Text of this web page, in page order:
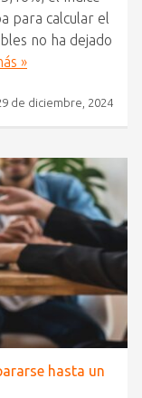
para calcular el
no ha dejado
»
de diciembre, 2024
hasta un